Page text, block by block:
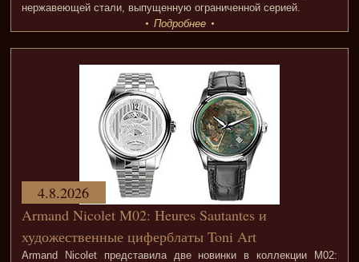
нержавеющей стали, выпущенную ограниченной серией.
Подробнее
Armand Nicolet M02: Heures Sautantes и
художественные циферблаты Toni Art
Armand Nicolet представила две новинки в коллекции M02:
4.8.2026